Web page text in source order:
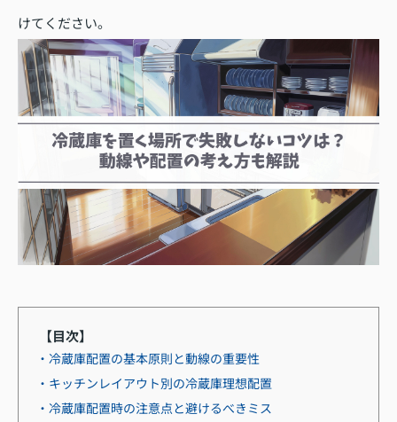
けてください。
【目次】
・冷蔵庫配置の基本原則と動線の重要性
・キッチンレイアウト別の冷蔵庫理想配置
・冷蔵庫配置時の注意点と避けるべきミス